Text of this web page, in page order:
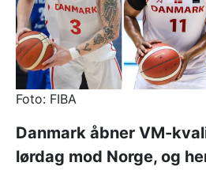
Foto: FIBA
Danmark åbner VM-
lørdag mod Norge, og